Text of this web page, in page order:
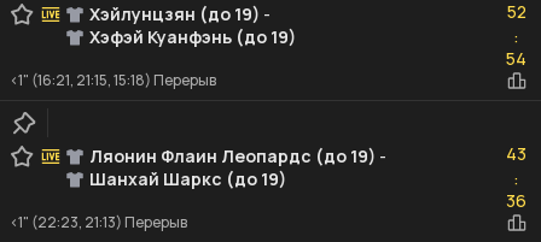
Хэйлунцзян (до 19) -
Хэфэй Куанфэнь (до 19)
52
:54
54
<1" (16:21, 21:15, 15:18) Перерыв
Ляонин Флаин Леопардс (до 19) -
Шанхай Шаркс (до 19)
43
:36
36
<1" (22:23, 21:13) Перерыв